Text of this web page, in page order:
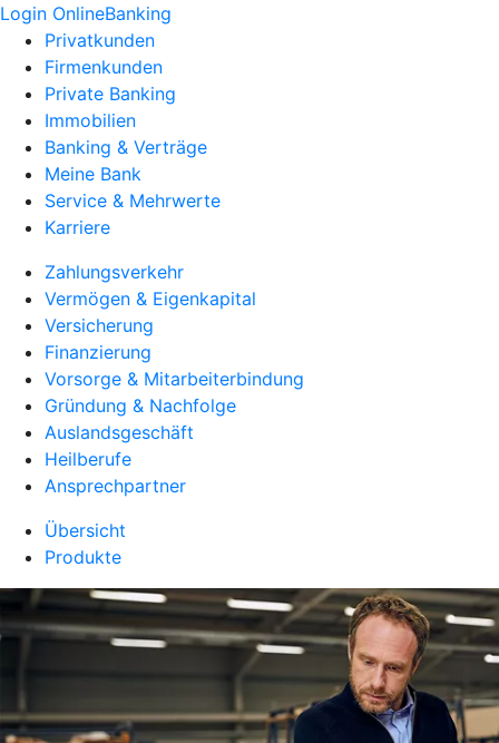
Login OnlineBanking
Privatkunden
Firmenkunden
Private Banking
Immobilien
Banking & Verträge
Meine Bank
Service & Mehrwerte
Karriere
Zahlungsverkehr
Vermögen & Eigenkapital
Versicherung
Finanzierung
Vorsorge & Mitarbeiterbindung
Gründung & Nachfolge
Auslandsgeschäft
Heilberufe
Ansprechpartner
Übersicht
Produkte